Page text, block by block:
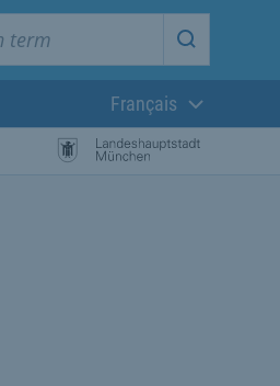
Start
Langue
Français